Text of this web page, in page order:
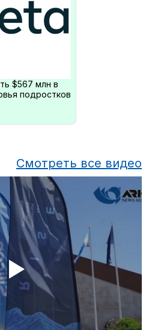
$567 млн в
подростков
Смотреть все видео